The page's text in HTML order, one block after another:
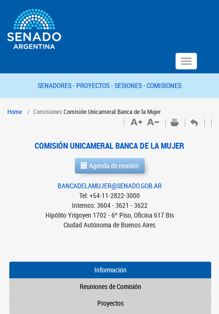
Toggle
navigation
SENADORES - PROYECTOS -SESIONES -COMISIONES
Home Comisiones Comisión Unicameral Banca de la Mujer
COMISIÓN UNICAMERAL BANCA DE LA MUJER
Agenda de reunión
BANCADELAMUJER@SENADO.GOB.AR
Tel: +54-11-2822-3000
Internos: 3604 - 3621 - 3622
Hipólito Yrigoyen 1702 - 6º Piso, Oficina 617 Bis
Ciudad Autónoma de Buenos Aires
Información
Reuniones de Comisión
Proyectos